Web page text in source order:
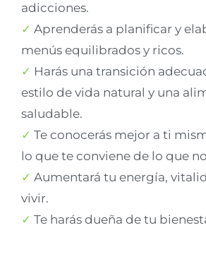
adicciones.
✓Aprenderás a planificar y
menús equilibrados y ricos.
✓ Harás una transición
estilo de vida natural y una
saludable.
✓Te conocerás mejor a ti
lo que te conviene de lo que
✓Aumentará tu energía,
vivir.
✓Te harás dueña de tu